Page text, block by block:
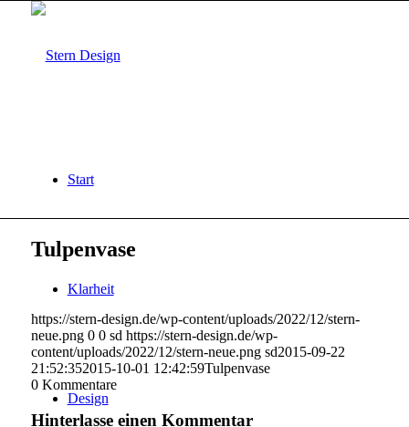
Start
Klarheit
Design
Tulpenvase
https://stern-design.de/wp-content/uploads/2022/12/stern-
neue.png 0 0 sd https://stern-design.de/wp-
content/uploads/2022/12/stern-neue.png sd2015-09-22
21:52:352015-10-01 12:42:59Tulpenvase
0 Kommentare
Hinterlasse einen Kommentar